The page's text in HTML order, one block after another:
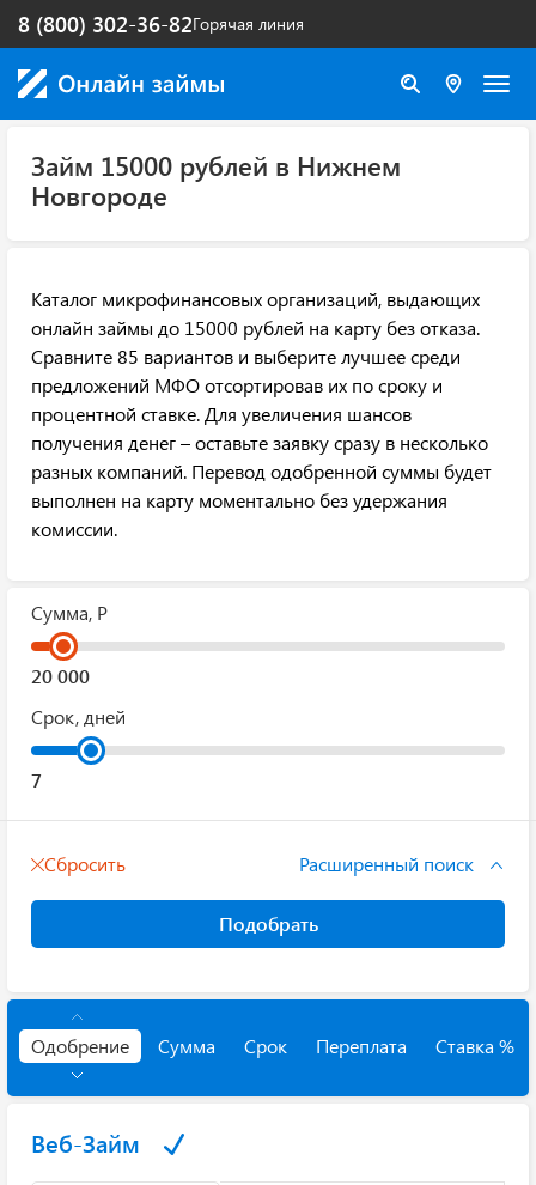
Горячая линия
8 (800) 302-36-82
Займ 15000 рублей в Нижнем
Новгороде
Каталог микрофинансовых организаций, выдающих
онлайн займы до 15000 рублей на карту без отказа.
Сравните 85 вариантов и выберите лучшее среди
предложений МФО отсортировав их по сроку и
процентной ставке. Для увеличения шансов
получения денег – оставьте заявку сразу в несколько
разных компаний. Перевод одобренной суммы будет
выполнен на карту моментально без удержания
комиссии.
Сумма, Р
Срок, дней
Сбросить Расширенный поиск
Подобрать
Одобрение Сумма Срок Переплата Ставка %
Веб-Займ